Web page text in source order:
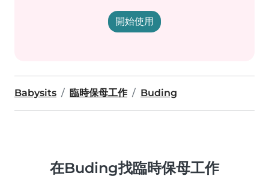
開始使用
Babysits 臨時保母工作 Buding
在Buding找臨時保母工作